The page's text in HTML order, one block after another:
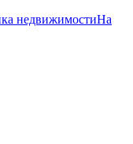
недвижимостиНа